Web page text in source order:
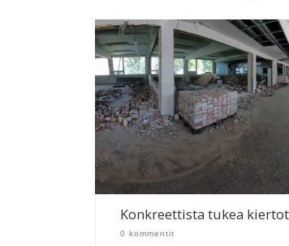
Konkreettista tukea
0 kommentit